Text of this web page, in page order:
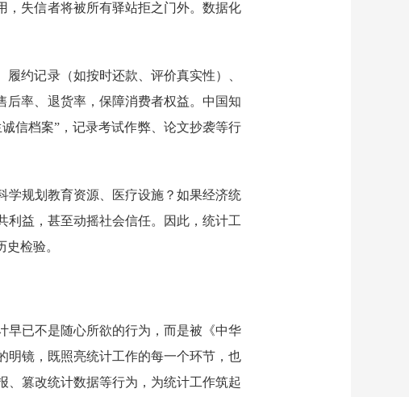
，失信者将被所有驿站拒之门外。数据化
约记录（如按时还款、评价真实性）、
后率、退货率，保障消费者权益。中国知
信档案”，记录考试作弊、论文抄袭等行
学规划教育资源、医疗设施？如果经济统
利益，甚至动摇社会信任。因此，统计工
检验。
早已不是随心所欲的行为，而是被《中华
明镜，既照亮统计工作的每一个环节，也
、篡改统计数据等行为，为统计工作筑起